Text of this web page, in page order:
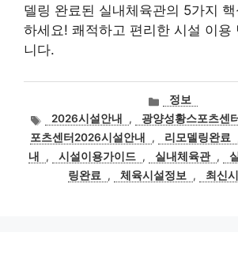
델링 완료된 실내체육관의 5가지
하세요! 쾌적하고 편리한 시설 이용
니다.
카
테
고
리
정보
태
그
2026시설안내 , 광양성황스포츠센터
포츠센터2026시설안내
, 리모델링완료
내
, 시설이용가이드 , 실내체육관 ,
링완료
, 체육시설정보 , 최신